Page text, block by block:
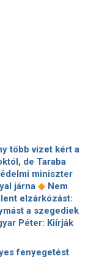
több vizet kért a
de Taraba
miniszter
járna ◆ Nem
elzárkózást:
a szegediek
Péter: Kiírják
államifenyegetést